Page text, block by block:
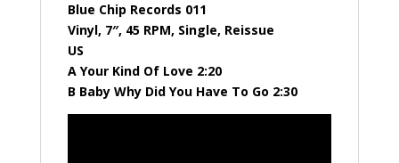
Records
011
Blue Chip Records 011
Vinyl, 7″, 45 RPM, Single, Reissue
US
A Your Kind Of Love 2:20
B Baby Why Did You Have To Go 2:30